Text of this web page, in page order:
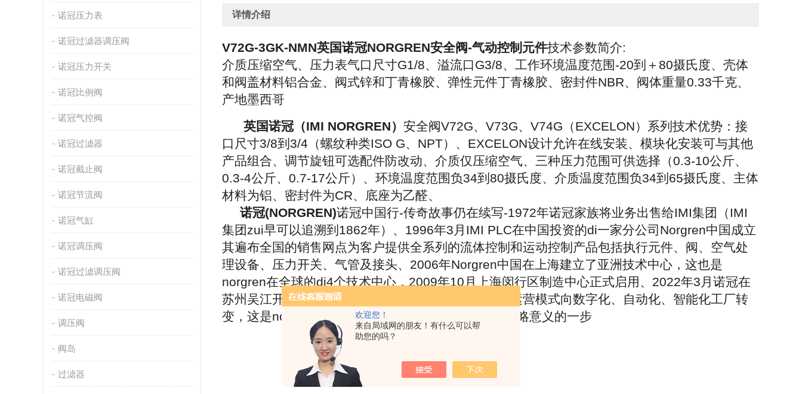
欢迎您！
来自局域网的朋友！有什么可以帮
助您的吗？
诺冠压力表
诺冠过滤器调压阀
诺冠压力开关
诺冠比例阀
诺冠气控阀
诺冠过滤器
诺冠截止阀
诺冠节流阀
诺冠气缸
诺冠调压阀
诺冠过滤调压阀
诺冠电磁阀
调压阀
阀岛
过滤器
详情介绍
V72G-3GK-NMN英国诺冠NORGREN安全阀-气动控制元件技术参数简介:
介质压缩空气、压力表气口尺寸G1/8、溢流口G3/8、工作环境温度范围-20到＋80摄氏度、壳体
和阀盖材料铝合金、阀式锌和丁青橡胶、弹性元件丁青橡胶、密封件NBR、阀体重量0.33千克、
产地墨西哥
英国诺冠（IMI NORGREN） 安全阀V72G、V73G、V74G（EXCELON）系列技术优势：接
口尺寸3/8到3/4（螺纹种类ISO G、NPT）、EXCELON设计允许在线安装、模块化安装可与其他
产品组合、调节旋钮可选配件防改动、介质仅压缩空气、三种压力范围可供选择（0.3-10公斤、
0.3-4公斤、0.7-17公斤）、环境温度范围负34到80摄氏度、介质温度范围负34到65摄氏度、主体
材料为铝、密封件为CR、底座为乙醛、
诺冠(NORGREN)诺冠中国行-传奇故事仍在续写-1972年诺冠家族将业务出售给IMI集团（IMI
集团zui早可以追溯到1862年）、1996年3月IMI PLC在中国投资的di一家分公司Norgren中国成立
其遍布全国的销售网点为客户提供全系列的流体控制和运动控制产品包括执行元件、阀、空气处
理设备、压力开关、气管及接头、2006年Norgren中国在上海建立了亚洲技术中心，这也是
norgren在全球的di4个技术中心，2009年10月上海闵行区制造中心正式启用、2022年3月诺冠在
苏州吴江开发区的新建工厂正式启用，该工厂提升了运营模式向数字化、自动化、智能化工厂转
变，这是norgren中国在发展前进道路上又迈下具有战略意义的一步